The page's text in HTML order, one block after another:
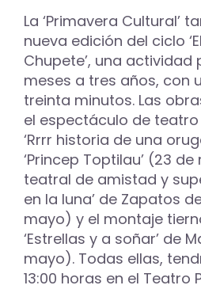
La ‘Primavera Cultural’
nueva edición del ciclo
Chupete’, una actividad
meses a tres años, con
treinta minutos. Las
el espectáculo de
‘Rrrr historia de una
‘Princep Toptilau’ (23
teatral de amistad y
en la luna’ de Zapatos
mayo) y el montaje
‘Estrellas y a soñar’ de
mayo). Todas ellas,
13:00 horas en el Teatro